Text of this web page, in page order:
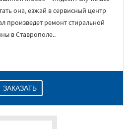
она, езжай в сервисный центр
произведет ремонт стиральной
в Ставрополе..
ЗАКАЗАТЬ